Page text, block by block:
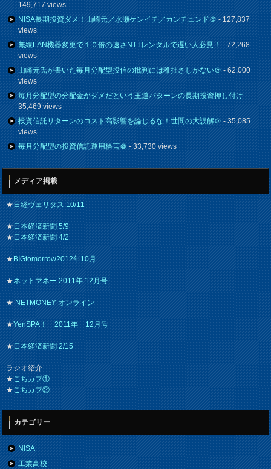
149,717 views
NISA長期投資ダメ！山崎元／水瀬ケンイチ／カンチュンド＠- 127,837
views
無線LAN機器変更で１０倍の速さNTTレンタルで遅い人必見！- 72,268
views
山崎元氏が書いた毎月分配型投信の批判には稚拙さしかない＠- 62,000
views
毎月分配型の分配金がダメだという王道パターンの長期投資押し付け-
35,469 views
投資信託リターンのコスト高影響を論じるな！世間の大誤解＠- 35,085
views
毎月分配型の投資信託運用格言＠- 33,730 views
メディア掲載
★日経ヴェリタス 10/11
★日本経済新聞 5/9
★日本経済新聞 4/2
★BIGtomorrow2012年10月
★ネットマネー 2011年 12月号
★NETMONEY オンライン
★YenSPA！ 2011年 12月号
★日本経済新聞 2/15
ラジオ紹介
★こちカブ①
★こちカブ②
カテゴリー
NISA
工業高校